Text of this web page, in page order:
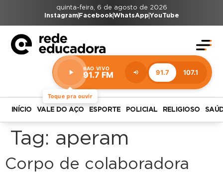
quinta-feira, 6 de agosto de 2026
Instagram FacebookWhatsAppYouTube
Toque pra ouvir
AO VIVO
91.7 FM 91.7 107.1
Estação:
91.7
FM
INÍCIO VALE DO AÇO ESPORTE POLICIAL RELIGIOSO
Tag: aperam
Corpo de colaboradora